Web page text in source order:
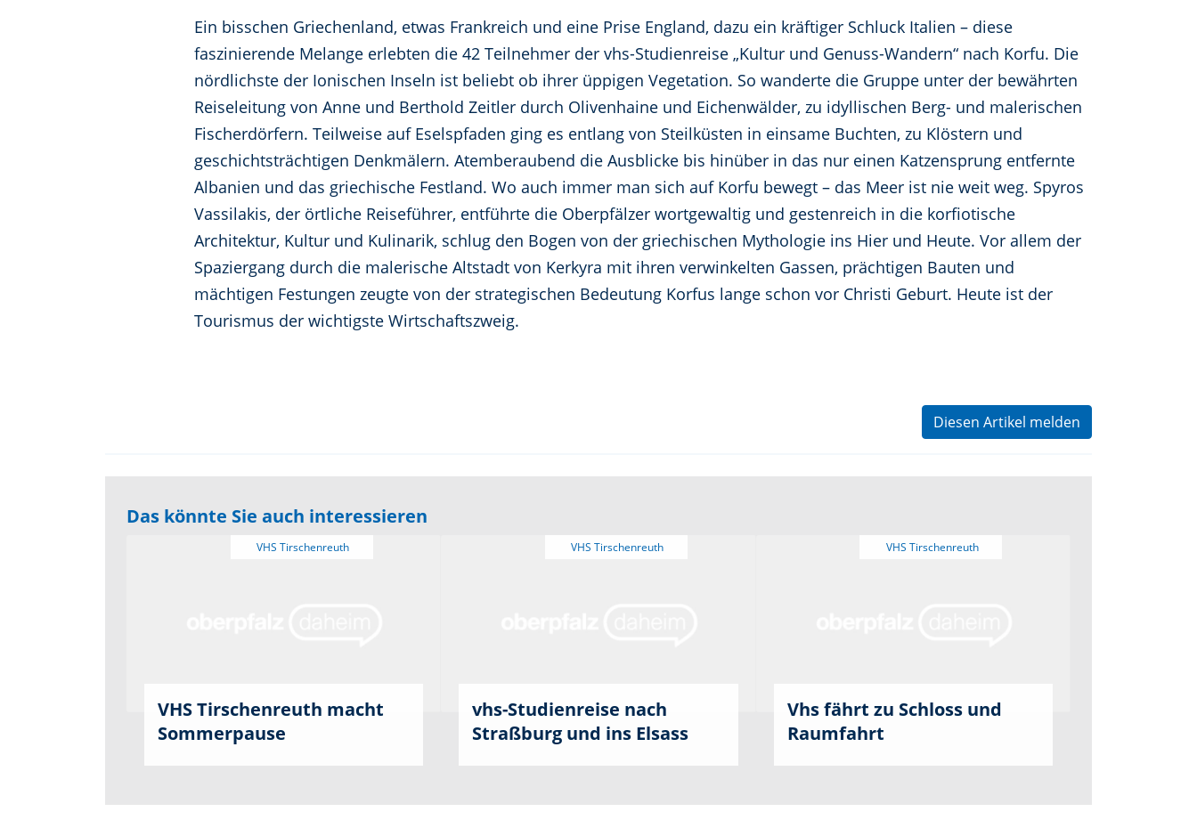
Ein bisschen Griechenland, etwas Frankreich und eine Prise England, dazu ein kräftiger Schluck Italien – diese
faszinierende Melange erlebten die 42 Teilnehmer der vhs-Studienreise „Kultur und Genuss-Wandern“ nach Korfu. Die
nördlichste der Ionischen Inseln ist beliebt ob ihrer üppigen Vegetation. So wanderte die Gruppe unter der bewährten
Reiseleitung von Anne und Berthold Zeitler durch Olivenhaine und Eichenwälder, zu idyllischen Berg- und malerischen
Fischerdörfern. Teilweise auf Eselspfaden ging es entlang von Steilküsten in einsame Buchten, zu Klöstern und
geschichtsträchtigen Denkmälern. Atemberaubend die Ausblicke bis hinüber in das nur einen Katzensprung entfernte
Albanien und das griechische Festland. Wo auch immer man sich auf Korfu bewegt – das Meer ist nie weit weg. Spyros
Vassilakis, der örtliche Reiseführer, entführte die Oberpfälzer wortgewaltig und gestenreich in die korfiotische
Architektur, Kultur und Kulinarik, schlug den Bogen von der griechischen Mythologie ins Hier und Heute. Vor allem der
Spaziergang durch die malerische Altstadt von Kerkyra mit ihren verwinkelten Gassen, prächtigen Bauten und
mächtigen Festungen zeugte von der strategischen Bedeutung Korfus lange schon vor Christi Geburt. Heute ist der
Tourismus der wichtigste Wirtschaftszweig.
Diesen Artikel melden
Das könnte Sie auch interessieren
VHS Tirschenreuth macht
Sommerpause
vhs-Studienreise nach
Straßburg und ins Elsass
VHS Tirschenreuth
Vhs fährt zu Schloss und
Raumfahrt